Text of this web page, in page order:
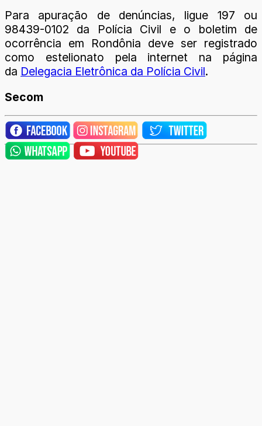
Para apuração de denúncias, ligue 197 ou
98439-0102 da Polícia Civil e o boletim de
ocorrência em Rondônia deve ser registrado
como estelionato pela internet na página
da Delegacia Eletrônica da Polícia Civil.
Secom